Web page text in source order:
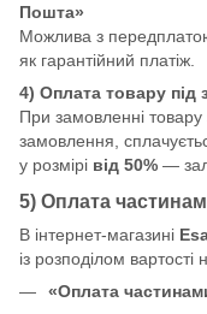
Пошта»
Можлива з
як гарантійний платіж.
4) Оплата товару
При замовленні товару
замовлення,
у розмірі від 50% —
5) Оплата
В інтернет-магазині
із розподілом вартості
«Оплата